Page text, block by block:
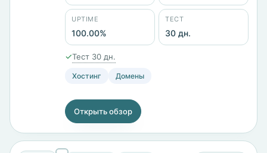
диска — SSD 10 за 773 ₽/мес, SSD 100 с 8
ядрами и 16 ГБ памяти за 8586 ₽/мес. Тест
30 дней.
UPTIME
100.00%
ТЕСТ
30 дн.
✓Тест 30 дн.
Хостинг Домены
Открыть обзор